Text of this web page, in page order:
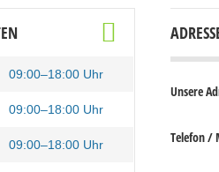
09:00–18:00 Uhr
09:00–18:00 Uhr
09:00–18:00 Uhr
Unsere
Telefon /